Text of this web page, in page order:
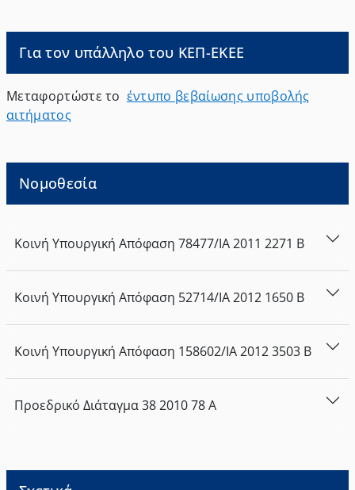
Για τον υπάλληλο του ΚΕΠ-ΕΚΕΕ
Μεταφορτώστε το έντυπο βεβαίωσης υποβολής
αιτήματος
Νομοθεσία
Κοινή Υπουργική Απόφαση 78477/ΙΑ2011 2271 Β
Κοινή Υπουργική Απόφαση 52714/ΙΑ2012 1650 Β
Κοινή Υπουργική Απόφαση 158602/ΙΑ20123503 Β
Προεδρικό Διάταγμα38201078Α